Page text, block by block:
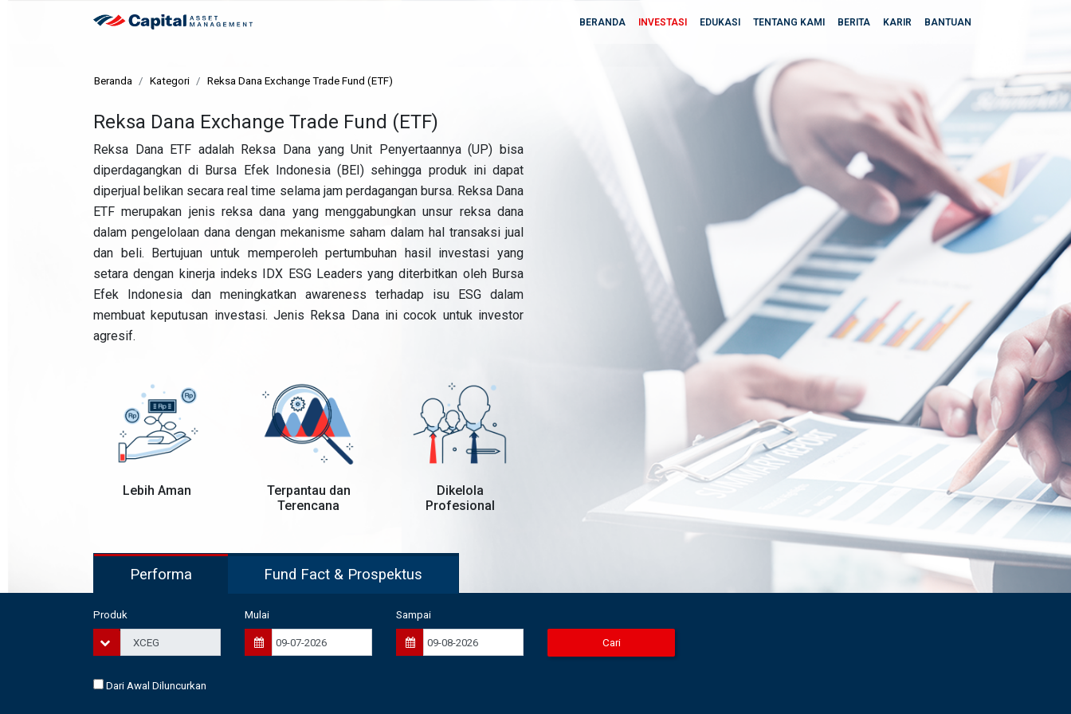
BERANDA INVESTASI EDUKASI TENTANG KAMI BERITA KARIR BANTUAN
Beranda Kategori Reksa Dana Exchange Trade Fund (ETF)
Reksa Dana Exchange Trade Fund (ETF)
Reksa Dana ETF adalah Reksa Dana yang Unit Penyertaannya (UP) bisa
diperdagangkan di Bursa Efek Indonesia (BEI) sehingga produk ini dapat
diperjual belikan secara real time selama jam perdagangan bursa. Reksa Dana
ETF merupakan jenis reksa dana yang menggabungkan unsur reksa dana
dalam pengelolaan dana dengan mekanisme saham dalam hal transaksi jual
dan beli. Bertujuan untuk memperoleh pertumbuhan hasil investasi yang
setara dengan kinerja indeks IDX ESG Leaders yang diterbitkan oleh Bursa
Efek Indonesia dan meningkatkan awareness terhadap isu ESG dalam
membuat keputusan investasi. Jenis Reksa Dana ini cocok untuk investor
agresif.
Lebih Aman
Terpantau dan
Terencana
Dikelola
Profesional
Performa Fund Fact & Prospektus
Produk Mulai Sampai
Cari
Dari Awal Diluncurkan